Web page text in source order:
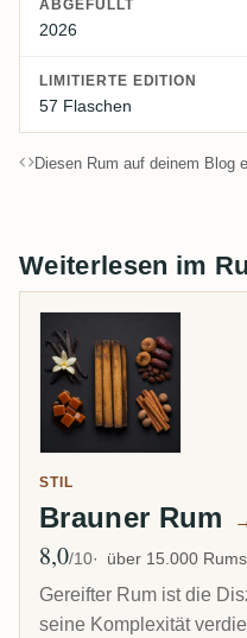
ABGEFÜLLT
2026
LIMITIERTE EDITION
57 Flaschen
Diesen Rum auf deinem Blog
Weiterlesen im
STIL
Brauner Rum
Ø Bewertung
8,0/10 über 15.000 Rums
Gereifter Rum ist die
seine Komplexität